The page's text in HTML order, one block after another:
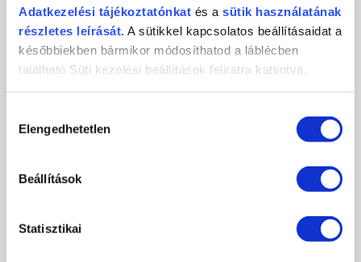
Adatkezelési tájékoztatónkat és a sütik használatának
részletes leírását. A sütikkel kapcsolatos beállításaidat a
későbbiekben bármikor módosíthatod a láblécben
található Süti kezelési beállítások feliratra kattintva.
kiválasztása
Elengedhetetlen
Beállítások
Statisztikai
SOCIAL MEDIA SUMMER KÖRÖMVERSENY
2026-07-16
Social Media Summer Körömverseny – mutasd meg, mit alkottál, és
RÉSZLETEK